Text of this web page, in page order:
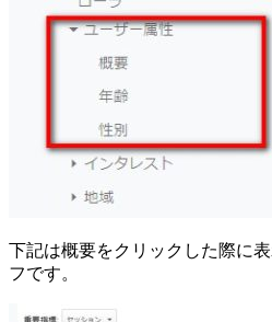
下記は概要をクリックした際に
フです。